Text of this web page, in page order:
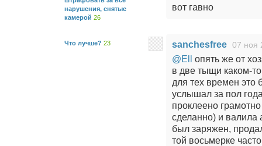
нарушения, снятые
камерой 26
вот гавно
Что лучше? 23 sanchesfree 07 ноя
@Ell
опять же от
в две тыщи каком-
для тех времен это
услышал за пол
проклеено
сделанно) и валила
был заряжен,
той восьмерке